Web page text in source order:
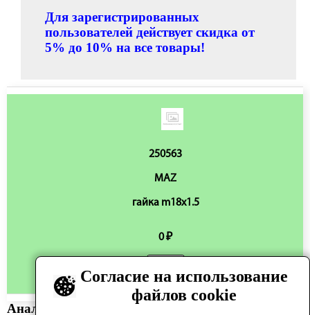
Для зарегистрированных
пользователей действует скидка от
5% до 10% на все товары!
250563
MAZ
гайка m18x1.5
0 ₽
Нет в наличии
Аналоги:
Согласие на использование
файлов cookie